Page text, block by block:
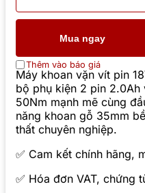
Mua ngay
Thêm vào báo giá
Máy khoan vặn vít pin
bộ phụ kiện 2 pin
50Nm mạnh mẽ cùng
năng khoan gỗ 35mm
thất chuyên nghiệp.
✅ Cam kết chính hãng,
✅ Hóa đơn VAT, chứng